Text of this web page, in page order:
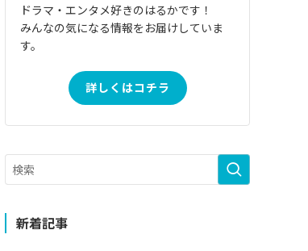
ドラマ・エンタメ好きのはるかです！
みんなの気になる情報をお届けしていま
す。
詳しくはコチラ
新着記事